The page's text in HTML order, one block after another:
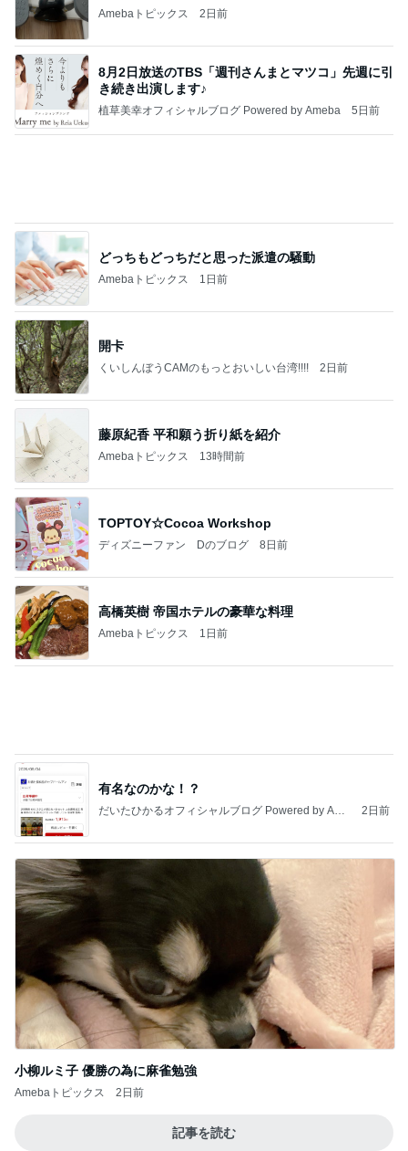
Amebaトピックス 2日前
8月2日放送のTBS「週刊さんまとマツコ」先週に引
き続き出演します♪
植草美幸オフィシャルブログ Powered by Ameba 5日前
開卡
くいしんぼうCAMのもっとおいしい台湾!!!!
藤原紀香 平和願う折り紙を紹介
Amebaトピックス 13時間前
TOPTOY☆Cocoa Workshop
ディズニーファン Dのブログ
高橋英樹 帝国ホテルの豪華な料理
Amebaトピックス 1日前
有名なのかな！？
だいたひかるオフィシャルブログ Powered by Ame
小柳ルミ子 優勝の為に麻雀勉強
Amebaトピックス
記事を読む
堀ちえみ 穏やかな時を願う思い
Amebaトピックス 11時間前